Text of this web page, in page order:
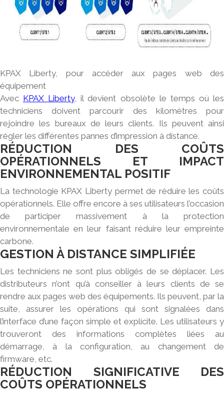
KPAX Liberty, pour accéder aux pages web des
équipement
Avec KPAX Liberty, il devient obsolète le temps où les
techniciens doivent parcourir des kilomètres pour
rejoindre les bureaux de leurs clients. Ils peuvent ainsi
régler les différentes pannes d’impression à distance.
RÉDUCTION DES COÛTS
OPÉRATIONNELS ET IMPACT
ENVIRONNEMENTAL POSITIF
La technologie KPAX Liberty permet de réduire les coûts
opérationnels. Elle offre encore à ses utilisateurs l’occasion
de participer massivement à la protection
environnementale en leur faisant réduire leur empreinte
carbone.
GESTION À DISTANCE SIMPLIFIÉE
Les techniciens ne sont plus obligés de se déplacer. Les
distributeurs n’ont qu’à conseiller à leurs clients de se
rendre aux pages web des équipements. Ils peuvent, par la
suite, assurer les opérations qui sont signalées dans
l’interface d’une façon simple et explicite. Les utilisateurs y
trouveront des informations complètes liées au
démarrage, à la configuration, au changement de
firmware, etc.
RÉDUCTION SIGNIFICATIVE DES
COÛTS OPÉRATIONNELS